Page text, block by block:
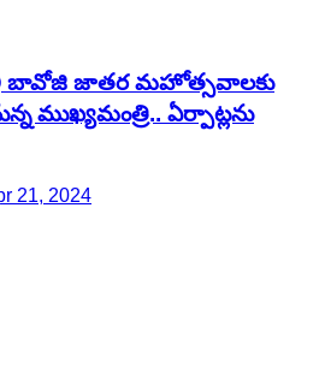
బావోజి జాతర మహోత్సవాలకు
ముఖ్యమంత్రి.. ఏర్పాట్లను
21, 2024